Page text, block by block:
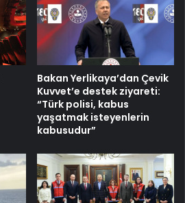
Bakan Yerlikaya’dan Çevik
Kuvvet’e destek ziyareti:
“Türk polisi, kabus
yaşatmak isteyenlerin
kabusudur”